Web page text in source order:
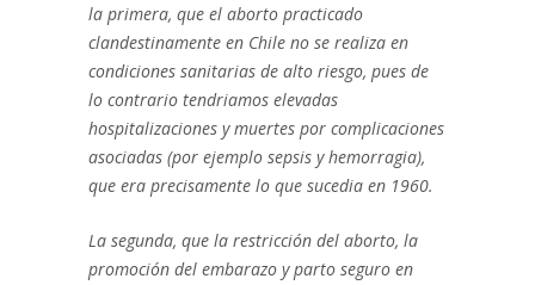
la primera, que el aborto practicado
clandestinamente en Chile no se realiza en
condiciones sanitarias de alto riesgo, pues de
lo contrario tendriamos elevadas
hospitalizaciones y muertes por complicaciones
asociadas (por ejemplo sepsis y hemorragia),
que era precisamente lo que sucedia en 1960.
La segunda, que la restricción del aborto, la
promoción del embarazo y parto seguro en